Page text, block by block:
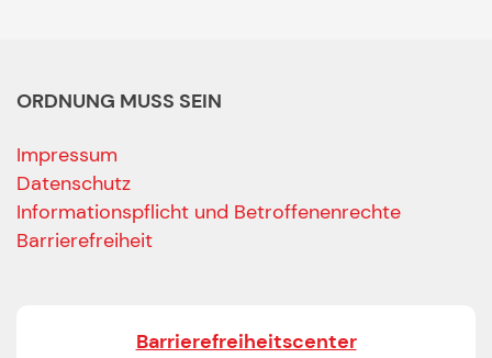
ORDNUNG MUSS SEIN
Impressum
Datenschutz
Informationspflicht und Betroffenenrechte
Barrierefreiheit
Barrierefreiheitscenter